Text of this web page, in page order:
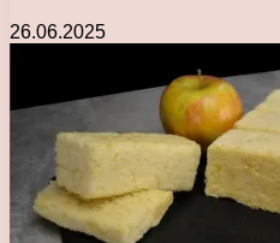
26.06.2025